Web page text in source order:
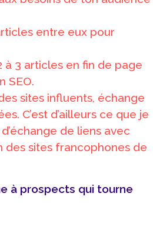
entre eux pour
à 3 articles en fin de page
SEO.
sites influents, échange
C’est d’ailleurs ce que je
de liens avec
des sites francophones de
à prospects qui tourne